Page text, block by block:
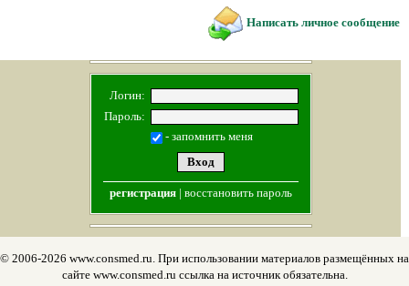
Написать личное сообщение
Логин:
Пароль:
- запомнить меня
регистрация| восстановить пароль
© 2006-2026 www.consmed.ru. При использовании материалов размещённых на
сайте www.consmed.ru ссылка на источник обязательна.